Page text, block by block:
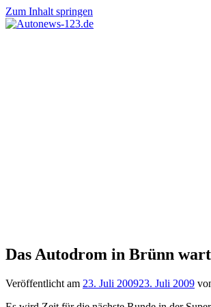
Zum Inhalt springen
Das Autodrom in Brünn
Veröffentlicht am 23. Juli 200923. Juli 2009